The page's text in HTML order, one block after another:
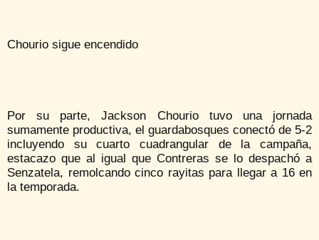
Chourio sigue encendido
Por su parte, Jackson Chourio tuvo una jornada
sumamente productiva, el guardabosques conectó de 5-2
incluyendo su cuarto cuadrangular de la campaña,
estacazo que al igual que Contreras se lo despachó a
Senzatela, remolcando cinco rayitas para llegar a 16 en
la temporada.